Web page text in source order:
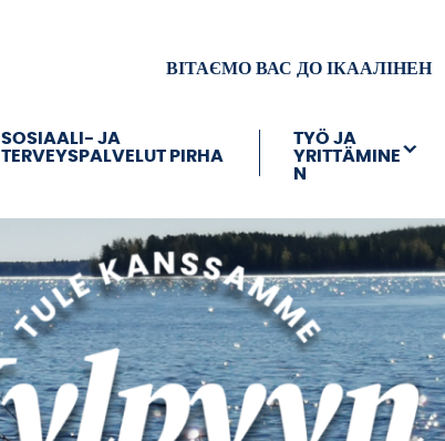
ВІТАЄМО ВАС ДО ІКААЛІНЕН
SOSIAALI- JA
TERVEYSPALVELUT PIRHA
TYÖ JA
YRITTÄMINE
N